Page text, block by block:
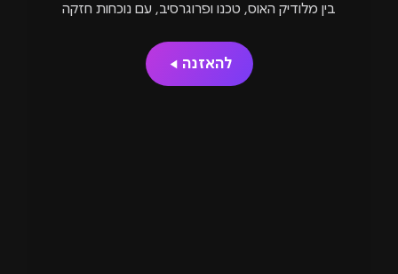
בין מלודיק האוס, טכנו ופרוגרסיב, עם נוכחות חזקה
להאזנה